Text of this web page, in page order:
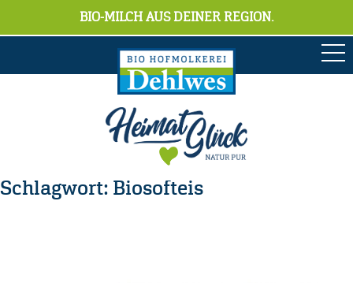
BIO-MILCH AUS DEINER REGION.
Schlagwort: Biosofteis